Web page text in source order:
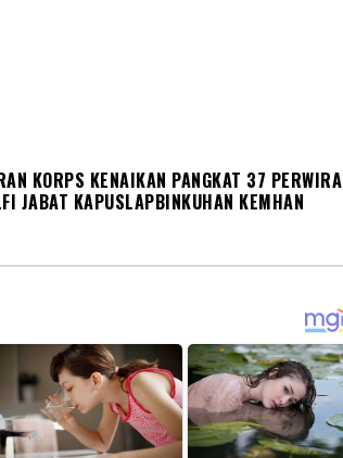
KORPS KENAIKAN PANGKAT 37 PERWIRA
JABAT KAPUSLAPBINKUHAN KEMHAN